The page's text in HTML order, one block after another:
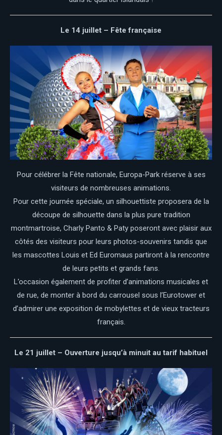
Le 14 juillet – Fête française
Pour célébrer la Fête nationale, Europa-Park réserve à ses
visiteurs de nombreuses animations.
Pour cette journée spéciale, un silhouettiste proposera de la
découpe de silhouette dans la plus pure tradition
montmartroise, Charly Panto & Paty poseront avec plaisir aux
côtés des visiteurs pour leurs photos-souvenirs tandis que
les mascottes Louis et Ed Euromaus partiront à la rencontre
de leurs petits et grands fans.
L’occasion également de profiter d’animations musicales et
de rue, de monter à bord du carrousel sous l’Eurotower et
d’admirer une exposition de mobylettes et de vieux tracteurs
français.
Le 21 juillet – Ouverture jusqu’à minuit au tarif habituel